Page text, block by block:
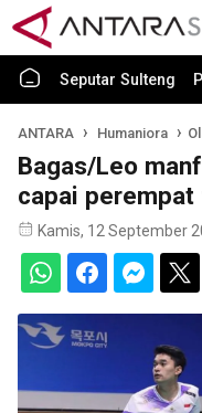
Seputar Sulteng
ANTARA Humaniora
Bagas/Leo
capai perempat
Kamis, 12 September